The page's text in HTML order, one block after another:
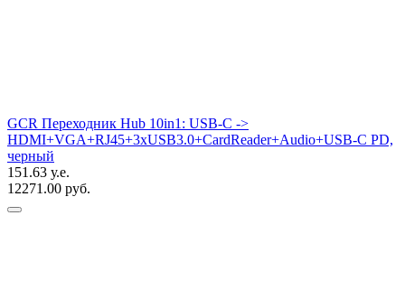
GCR Переходник Hub 10in1: USB-C ->
HDMI+VGA+RJ45+3xUSB3.0+CardReader+Audio+USB-C PD,
черный
151.63 у.е.
12271.00 руб.